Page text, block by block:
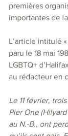
premières
importantes de
L’article intitulé
paru le 18 mai
LGBTQ+
au rédacteur en
Le 11 février,
Pier One
au N.-B., ont